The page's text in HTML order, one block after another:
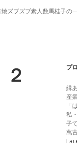
ズブズブ素人数馬桂子の
プ
縁
産
「
私
子
萬